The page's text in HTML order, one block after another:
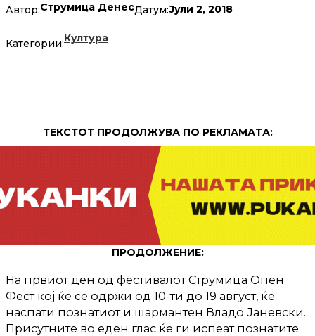
Автор:Струмица ДенесДатум:Јули 2, 2018
Категории:Култура
ТЕКСТОТ ПРОДОЛЖУВА ПО РЕКЛАМАТА:
ПРОДОЛЖЕНИЕ:
На првиот ден од фестивалот Струмица Опен
Фест кој ќе се одржи од 10-ти до 19 август, ќе
наспати познатиот и шармантен Владо Јаневски.
Присутните во еден глас ќе ги испеат познатите